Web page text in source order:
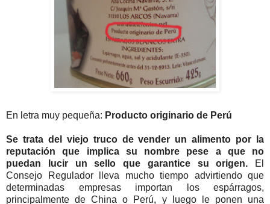
En letra muy pequeña: Producto originario de Perú
Se trata del viejo truco de vender un alimento por la
reputación que implica su nombre pese a que no
puedan lucir un sello que garantice su origen. El
Consejo Regulador lleva mucho tiempo advirtiendo que
determinadas empresas importan los espárragos,
principalmente de China o Perú, y luego le ponen una